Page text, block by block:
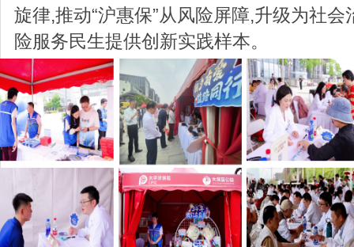
旋律,推动“沪惠保”从风险屏障,升级为社
险服务民生提供创新实践样本。